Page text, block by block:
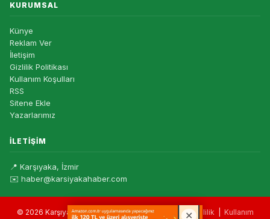
KURUMSAL
Künye
Reklam Ver
İletişim
Gizlilik Politikası
Kullanım Koşulları
RSS
Sitene Ekle
Yazarlarımız
İLETIŞIM
📍 Karşıyaka, İzmir
✉️ haber@karsiyakahaber.com
© 2026 Karşıyaka Haber — Tüm hakları saklıdır. |Gizlilik Kullanım